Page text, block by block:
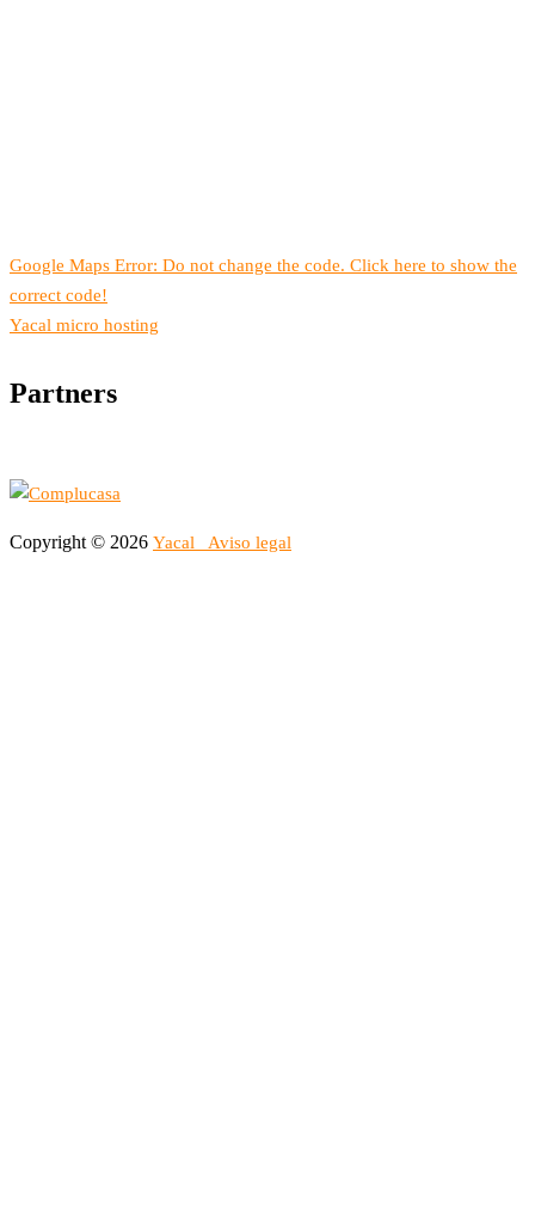
Google Maps Error: Do not change the code. Click here to show the
correct code!
Yacal micro hosting
Partners
Copyright © 2026 Yacal Aviso legal